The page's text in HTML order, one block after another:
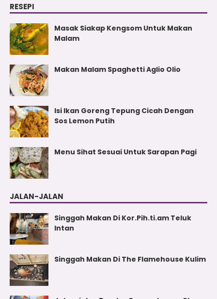
RESEPI
Masak Siakap Kengsom Untuk Makan
Malam
Makan Malam Spaghetti Aglio Olio
Isi Ikan Goreng Tepung Cicah Dengan
Sos Lemon Putih
Menu Sihat Sesuai Untuk Sarapan Pagi
JALAN-JALAN
Singgah Makan Di Kor.Pih.ti.am Teluk
Intan
Singgah Makan Di The Flamehouse Kulim